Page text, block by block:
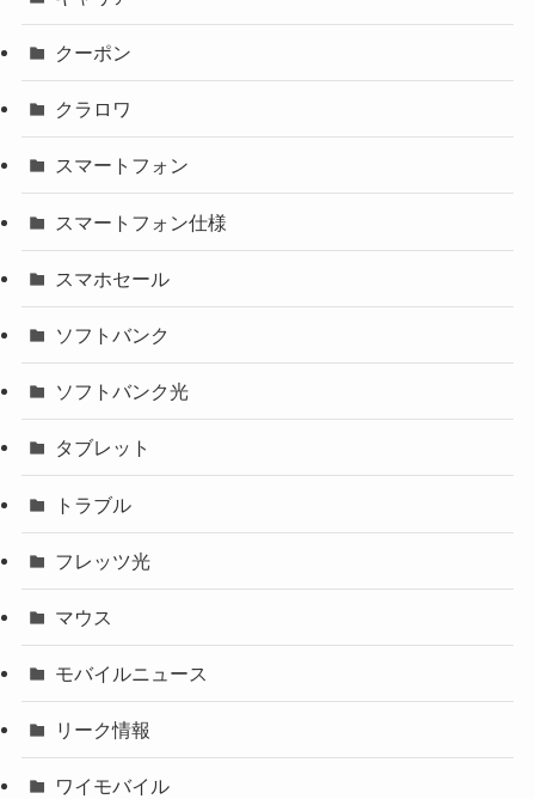
クーポン
クラロワ
スマートフォン
スマートフォン仕様
スマホセール
ソフトバンク
ソフトバンク光
タブレット
トラブル
フレッツ光
マウス
モバイルニュース
リーク情報
ワイモバイル